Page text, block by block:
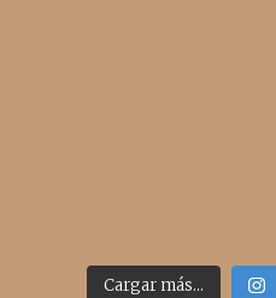
Cargar más...